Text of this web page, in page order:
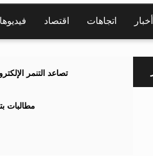
أخبار اتجاهات اقتصاد
تصاعد التنمر
مطالبات